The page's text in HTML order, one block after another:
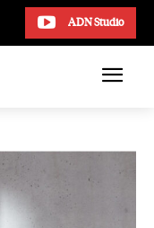
ADN Studio